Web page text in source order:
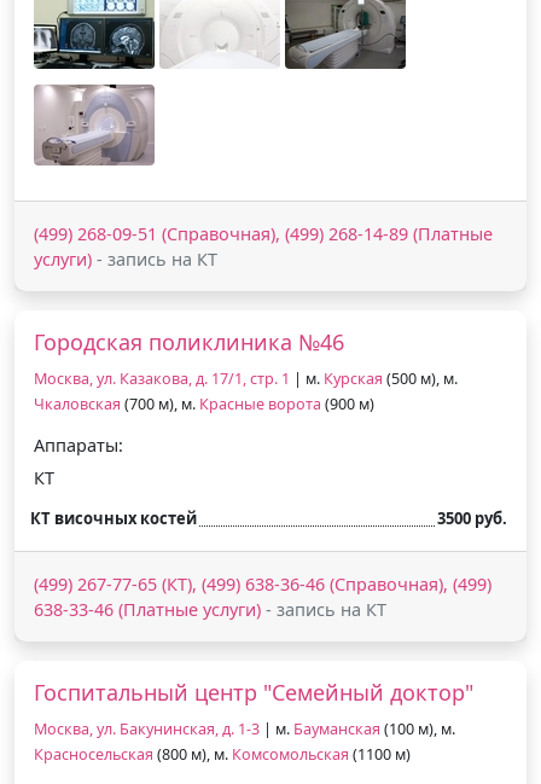
(499) 268-09-51 (Справочная), (499) 268-14-89 (Платные
услуги) - запись на КТ
Городская поликлиника №46
Москва, ул. Казакова, д. 17/1, стр. 1 | м. Курская (500 м), м.
Чкаловская (700 м), м. Красные ворота (900 м)
Аппараты:
КТ
КТ височных костей 3500 руб.
(499) 267-77-65 (КТ), (499) 638-36-46 (Справочная), (499)
638-33-46 (Платные услуги) - запись на КТ
Госпитальный центр "Семейный доктор"
Москва, ул. Бакунинская, д. 1-3 | м. Бауманская (100 м), м.
Красносельская (800 м), м. Комсомольская (1100 м)